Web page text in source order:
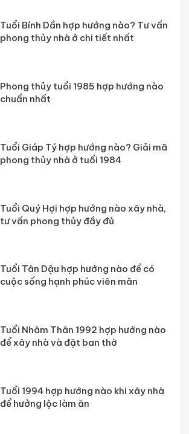
Tuổi Bính Dần hợp hướng nào? Tư vấn
phong thủy nhà ở chi tiết nhất
Phong thủy tuổi 1985 hợp hướng nào
chuẩn nhất
Tuổi Giáp Tý hợp hướng nào? Giải mã
phong thủy nhà ở tuổi 1984
Tuổi Quý Hợi hợp hướng nào xây nhà,
tư vấn phong thủy đầy đủ
Tuổi Tân Dậu hợp hướng nào để có
cuộc sống hạnh phúc viên mãn
Tuổi Nhâm Thân 1992 hợp hướng nào
để xây nhà và đặt ban thờ
Tuổi 1994 hợp hướng nào khi xây nhà
để hưởng lộc làm ăn